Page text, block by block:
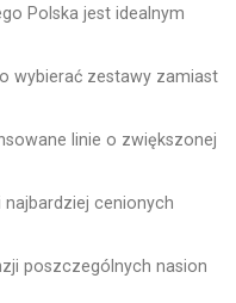
Polska jest idealnym
wybierać zestawy zamiast
linie o zwiększonej
cenionych
poszczególnych nasion